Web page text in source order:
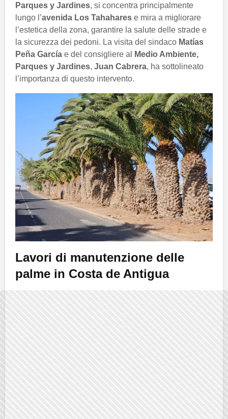
Parques y Jardines, si concentra principalmente
lungo l’avenida Los Tahahares e mira a migliorare
l’estetica della zona, garantire la salute delle strade e
la sicurezza dei pedoni. La visita del sindaco Matías
Peña García e del consigliere al
Medio Ambiente,
Parques y Jardines, Juan Cabrera, ha sottolineato
l’importanza di questo intervento.
Lavori di manutenzione delle
palme in Costa de Antigua